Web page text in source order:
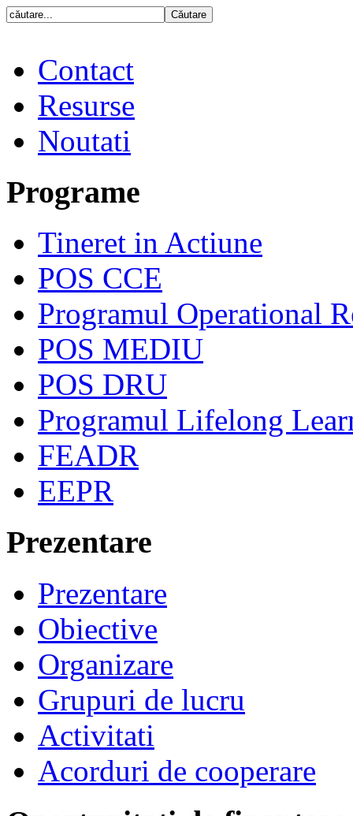
Contact
Resurse
Noutati
Programe
Tineret in Actiune
POS CCE
Programul Operational
POS MEDIU
POS DRU
Programul Lifelong
FEADR
EEPR
Prezentare
Prezentare
Obiective
Organizare
Grupuri de lucru
Activitati
Acorduri de cooperare